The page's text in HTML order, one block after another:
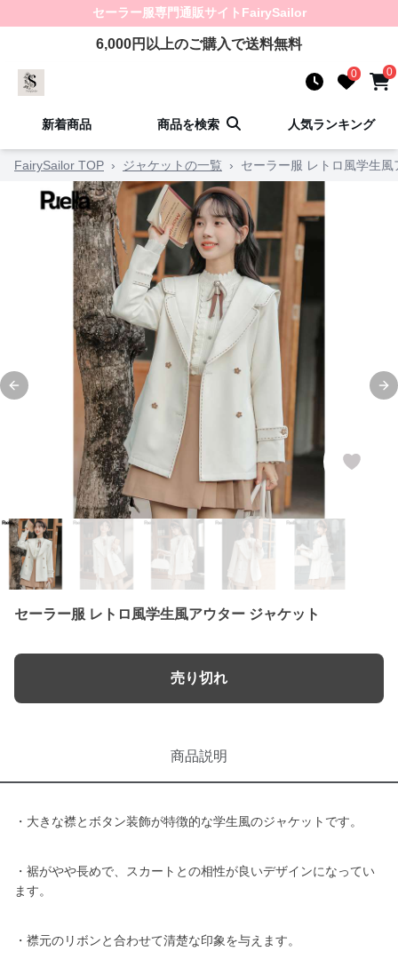
セーラー服専門通販サイト FairySailor
6,000円以上のご購入で送料無料
0 0
新着商品 商品を検索 人気ランキング
FairySailor TOP › ジャケットの一覧 › セーラー服 レトロ風学生
Previous slide
セーラー服 レトロ風学生風アウター ジャケット
売り切れ
商品説明
・大きな襟とボタン装飾が特徴的な学生風のジャケットです。
・裾がやや長めで、スカートとの相性が良いデザインになってい
ます。
・襟元のリボンと合わせて清楚な印象を与えます。